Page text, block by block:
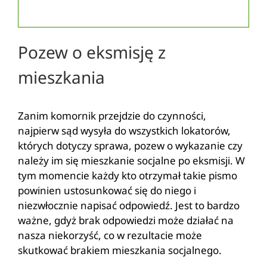
Pozew o eksmisję z
mieszkania
Zanim komornik przejdzie do czynności,
najpierw sąd wysyła do wszystkich lokatorów,
których dotyczy sprawa, pozew o wykazanie czy
należy im się mieszkanie socjalne po eksmisji. W
tym momencie każdy kto otrzymał takie pismo
powinien ustosunkować się do niego i
niezwłocznie napisać odpowiedź. Jest to bardzo
ważne, gdyż brak odpowiedzi może działać na
nasza niekorzyść, co w rezultacie może
skutkować brakiem mieszkania socjalnego.